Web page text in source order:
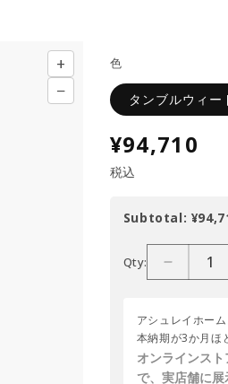
+
−
色
タンブルウィー
¥94,710
税込
Subtotal:
Qty:
アシュレイホームストアでは圧倒的な商品を取り揃えておりますが、輸入品のため基
本納期が3か月ほ
オンラインス
で、実店舗に